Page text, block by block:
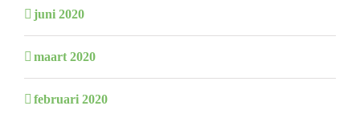
juni 2020
maart 2020
februari 2020